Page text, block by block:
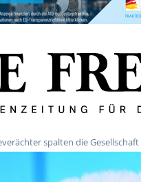
spalten die Gesellschaft